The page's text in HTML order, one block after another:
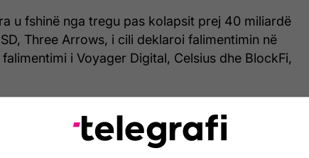
u fshinë nga tregu pas kolapsit prej 40 miliardë
Three Arrows, i cili deklaroi falimentimin në
i Voyager Digital, Celsius dhe BlockFi,
më e madhe për nga kapitali i tregut, është
qind nga vlera e saj më e lartë prej 69 mijë
në nëntor të 2021-së. Ndërkohë, rreth 2 trilionë